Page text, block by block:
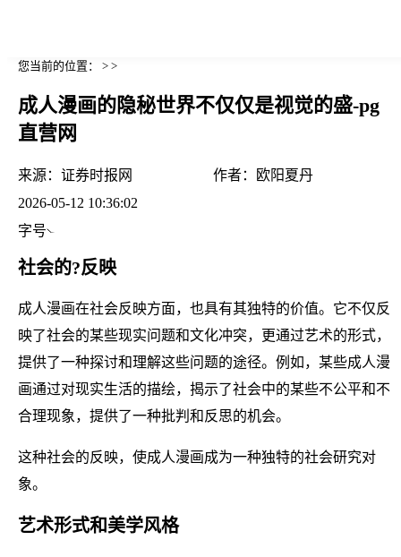
您当前的位置： > >
成人漫画的隐秘世界不仅仅是视觉的盛-pg
直营网
来源： 证券时报网 作者：
欧阳夏丹
2026-05-12 10:36:02
字号
社会的?反映
成人漫画在社会反映方面，也具有其独特的价值。它不仅反
映了社会的某些现实问题和文化冲突，更通过艺术的形式，
提供了一种探讨和理解这些问题的途径。例如，某些成人漫
画通过对现实生活的描绘，揭示了社会中的某些不公平和不
合理现象，提供了一种批判和反思的机会。
这种社会的反映，使成人漫画成为一种独特的社会研究对
象。
艺术形式和美学风格